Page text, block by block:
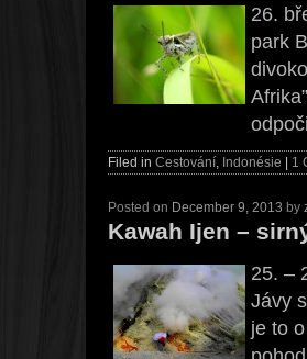
26.
park
Filed in Cestování, Indonésie 1
Posted on December 9, 2013 by
Kawah Ijen –
25. –
Jávy
je to